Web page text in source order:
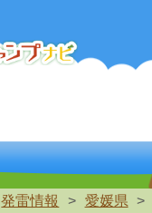
発雷情報 愛媛県